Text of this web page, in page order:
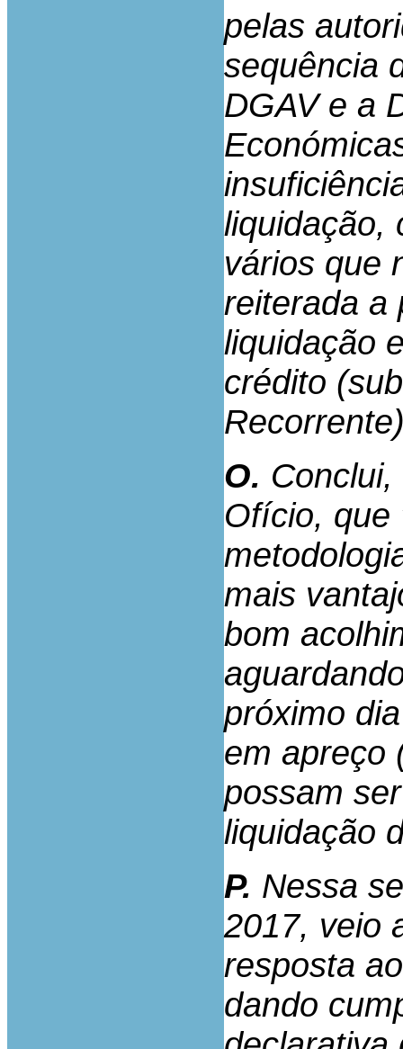
pelas
sequência
DGAV e a
liquidação,
vários que
reiterada a
liquidação
crédito
O.
Ofício, que
mais
bom
próximo
em apreço
possam
liquidação
P. Nessa
2017, veio
resposta
dando